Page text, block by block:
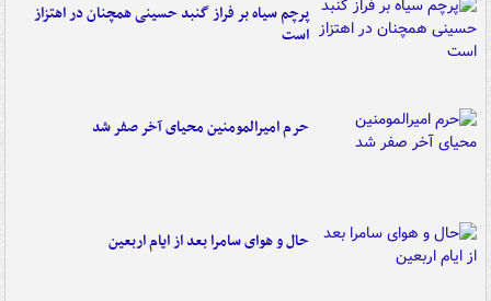
پرچم سیاه بر فراز گنبد حسینی همچنان در اهتزاز
است
حرم امیرالمومنین محیای آخر صفر شد
حال و هوای سامرا بعد از ایام اربعین